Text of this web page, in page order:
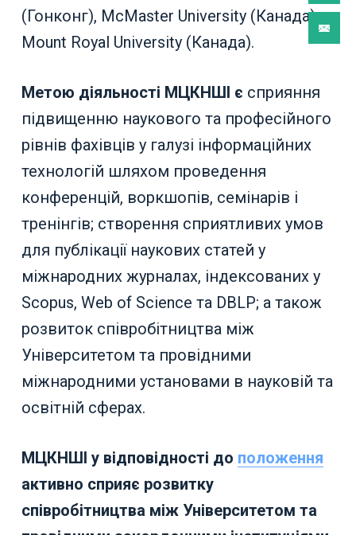
(Гонконг), McMaster University (Канада),
Mount Royal University (Канада).
Метою діяльності МЦКНШІ є сприяння
підвищенню наукового та професійного
рівнів фахівців у галузі інформаційних
технологій шляхом проведення
конференцій, воркшопів, семінарів і
тренінгів; створення сприятливих умов
для публікації наукових статей у
міжнародних журналах, індексованих у
Scopus, Web of Science та DBLP; а також
розвиток співробітництва між
Університетом та провідними
міжнародними установами в науковій та
освітній сферах.
МЦКНШІ у відповідності до положення
активно сприяє розвитку
співробітництва між Університетом та